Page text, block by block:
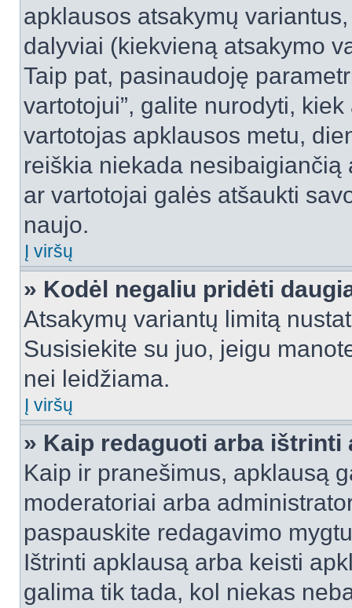
apklausos atsakymų
dalyviai (kiekvieną atsakymo
Taip pat, pasinaudoję
vartotojui”, galite nurodyti,
vartotojas apklausos metu,
reiškia niekada
ar vartotojai galės atšaukti
naujo.
Į viršų
» Kodėl negaliu pridėti
Atsakymų variantų limitą
Susisiekite su juo, jeigu
nei leidžiama.
Į viršų
» Kaip redaguoti arba ištrinti
Kaip ir pranešimus, apklausą
moderatoriai arba
paspauskite redagavimo
Ištrinti apklausą arba keisti
galima tik tada, kol niekas